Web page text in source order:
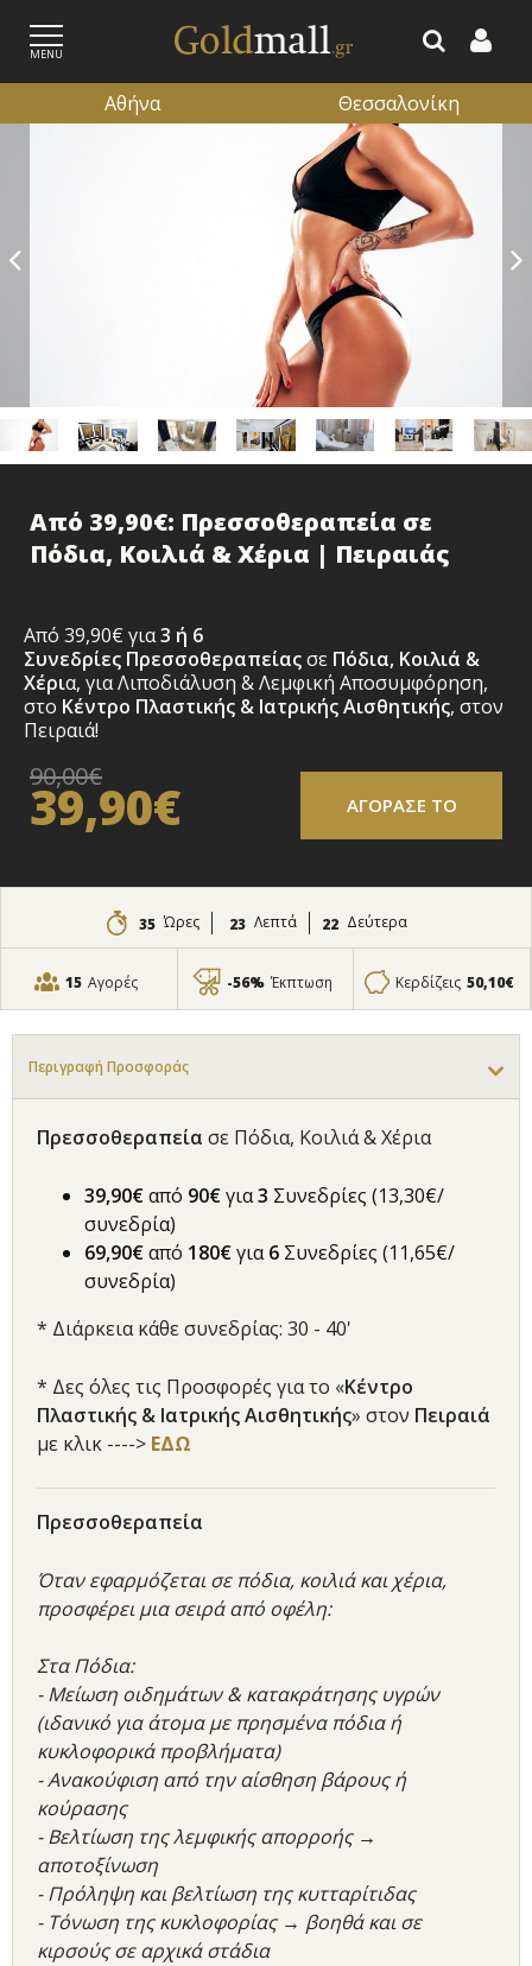
MENU
ΕΙΣΟΔΟΣ
Αθήνα Θεσσαλονίκη
Από 39,90€: Πρεσσοθεραπεία σε
Πόδια, Κοιλιά & Χέρια | Πειραιάς
Από 39,90€ για3 ή 6
Συνεδρίες Πρεσσοθεραπείαςσε Πόδια, Κοιλιά &
Χέρια, για Λιποδιάλυση & Λεμφική Αποσυμφόρηση,
στο Κέντρο Πλαστικής & Ιατρικής Αισθητικής, στον
Πειραιά!
90,00€
39,90€ ΑΓΟΡΑΣΕ ΤΟ
35 Ώρες 23 Λεπτά 21 Δεύτερα
15 Αγορές -56% Έκπτωση Κερδίζεις 50,10€
Περιγραφή Προσφοράς
Πρεσσοθεραπεία σε Πόδια, Κοιλιά & Χέρια
39,90€από 90€για3 Συνεδρίες (13,30€/
συνεδρία)
69,90€από 180€για6 Συνεδρίες (11,65€/
συνεδρία)
* Διάρκεια κάθε συνεδρίας: 30 - 40'
* Δες όλες τις Προσφορές για το «Κέντρο
Πλαστικής & Ιατρικής Αισθητικής» στον Πειραιά
με κλικ ----> ΕΔΩ
Πρεσσοθεραπεία
Όταν εφαρμόζεται σε πόδια, κοιλιά και χέρια,
προσφέρει μια σειρά από οφέλη:
Στα Πόδια:
- Μείωση οιδημάτων & κατακράτησης υγρών
(ιδανικό για άτομα με πρησμένα πόδια ή
κυκλοφορικά προβλήματα)
- Ανακούφιση από την αίσθηση βάρους ή
κούρασης
- Βελτίωση της λεμφικής απορροής →
αποτοξίνωση
- Πρόληψη και βελτίωση της κυτταρίτιδας
- Τόνωση της κυκλοφορίας → βοηθά και σε
κιρσούς σε αρχικά στάδια